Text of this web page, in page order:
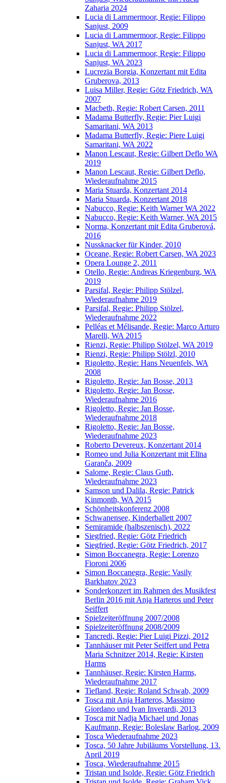
Zaharia 2024
Lucia di Lammermoor, Regie: Filippo
Sanjust, 2009
Lucia di Lammermoor, Regie: Filippo
Sanjust, WA 2017
Lucia di Lammermoor, Regie: Filippo
Sanjust, WA 2023
Lucrezia Borgia, Konzertant mit Edita
Gruberova, 2013
Luisa Miller, Regie: Götz Friedrich, WA
2007
Macbeth, Regie: Robert Carsen, 2011
Madama Butterfly, Regie: Pier Luigi
Samaritani, WA 2013
Madama Butterfly, Regie: Piere Luigi
Samaritani, WA 2022
Manon Lescaut, Regie: Gilbert Deflo WA
2019
Manon Lescaut, Regie: Gilbert Deflo,
Wiederaufnahme 2015
Maria Stuarda, Konzertant 2014
Maria Stuarda, Konzertant 2018
Nabucco, Regie: Keith Warner WA 2022
Nabucco, Regie: Keith Warner, WA 2015
Norma, Konzertant mit Edita Gruberová,
2016
Nussknacker für Kinder, 2010
Oceane, Regie: Robert Carsen, WA 2023
Opera Lounge 2, 2011
Otello, Regie: Andreas Kriegenburg, WA
2019
Parsifal, Regie: Philipp Stölzel,
Wiederaufnahme 2019
Parsifal, Regie: Philipp Stölzel,
Wiederaufnahme 2022
Pelléas et Mélisande, Regie: Marco Arturo
Marelli, WA 2015
Rienzi, Regie: Philipp Stölzel, WA 2019
Rienzi, Regie: Philipp Stölzl, 2010
Rigoletto, Regie: Hans Neuenfels, WA
2008
Rigoletto, Regie: Jan Bosse, 2013
Rigoletto, Regie: Jan Bosse,
Wiederaufnahme 2016
Rigoletto, Regie: Jan Bosse,
Wiederaufnahme 2018
Rigoletto, Regie: Jan Bosse,
Wiederaufnahme 2023
Roberto Devereux, Konzertant 2014
Romeo und Julia Konzertant mit Elīna
Garanča, 2009
Salome, Regie: Claus Guth,
Wiederaufnahme 2023
Samson und Dalila, Regie: Patrick
Kinmonth, WA 2015
Schönheitskonferenz 2008
Schwanensee, Kinderballett 2007
Semiramide (halbszenisch), 2022
Siegfried, Regie: Götz Friedrich
Siegfried, Regie: Götz Friedrich, 2017
Simon Boccanegra, Regie: Lorenzo
Fioroni 2006
Simon Boccanegra, Regie: Vasily
Barkhatov 2023
Sonderkonzert im Rahmen des Musikfest
Berlin 2016 mit Anja Harteros und Peter
Seiffert
Spielzeiteröffnung 2007/2008
Spielzeiteröffnung 2008/2009
Tancredi, Regie: Pier Luigi Pizzi, 2012
Tannhäuser mit Peter Seiffert und Petra
Maria Schnitzer 2014, Regie: Kirsten
Harms
Tannhäuser, Regie: Kirsten Harms,
Wiederaufnahme 2017
Tiefland, Regie: Roland Schwab, 2009
Tosca mit Anja Harteros, Massimo
Giordano und Ivan Inverardi, 2013
Tosca mit Nadja Michael und Jonas
Kaufmann, Regie: Boleslaw Barlog, 2009
Tosca Wiederaufnahme 2023
Tosca, 50 Jahre Jubiläums Vorstellung, 13.
April 2019
Tosca, Wiederaufnahme 2015
Tristan und Isolde, Regie: Götz Friedrich